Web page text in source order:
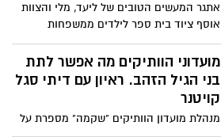
אתגר המעשים הטובים של ליעד, מלי והצוות
אוסף ציוד בית ספר לילדים ממשפחות
מועטות יכולת
מועדוני הוותיקים מה אפשר לתת
בני הגיל הזהב. ראיון עם דיתי סגל
קויטנר
מנהלת מועדון הוותיקים "שקמה" מספרת על